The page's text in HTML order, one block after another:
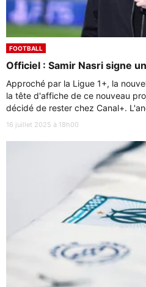
FOOTBALL
Officiel : Samir Nasri signe
Approché par la Ligue 1+, la
la tête d'affiche de ce nouveau
décidé de rester chez Canal+.
16 juillet 2025 à 18h00